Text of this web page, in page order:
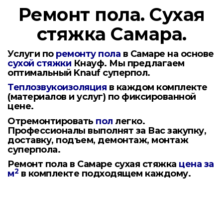
Ремонт пола. Сухая
стяжка Самара.
Услуги по ремонту пола в Самаре на основе
сухой стяжки Кнауф. Мы предлагаем
оптимальный Knauf суперпол.
Теплозвукоизоляция в каждом комплекте
(материалов и услуг) по фиксированной
цене.
Отремонтировать пол легко.
Профессионалы выполнят за Вас закупку,
доставку, подъем, демонтаж, монтаж
суперпола.
Ремонт пола в Самаре сухая стяжка цена за
м2 в комплекте подходящем каждому.